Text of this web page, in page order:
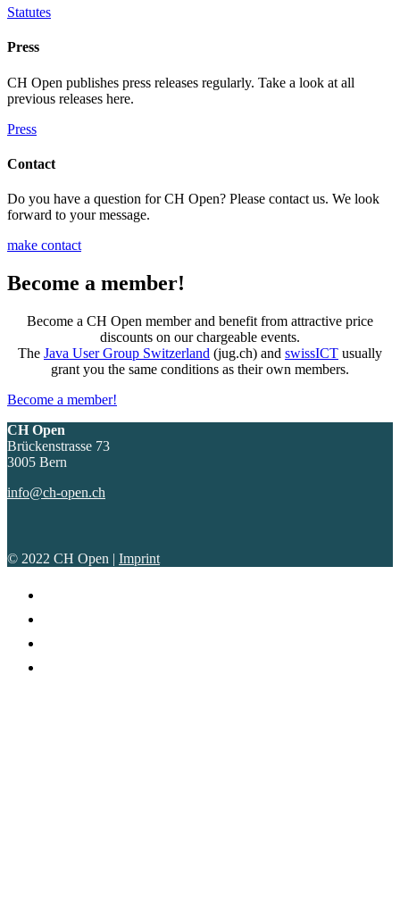
Statutes
Press
CH Open publishes press releases regularly. Take a look at all
previous releases here.
Press
Contact
Do you have a question for CH Open? Please contact us. We look
forward to your message.
make contact
Become a member!
Become a CH Open member and benefit from attractive price
discounts on our chargeable events.
The Java User Group Switzerland (jug.ch) and swissICT usually
grant you the same conditions as their own members.
Become a member!
CH Open
Brückenstrasse 73
3005 Bern
info@ch-open.ch
© 2022 CH Open | Imprint